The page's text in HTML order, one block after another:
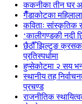
ककनीका तीन घर
गैँडाकोटका
कविताः सांस्कृतिक
‘कालीगण्डकी नदी
छैठौँ झिल्टुङ
प्रतिस्पर्धामा
हुप्सेकोटमा २ सय
स्थानीय तह
प्रचण्ड
राजनीतिक